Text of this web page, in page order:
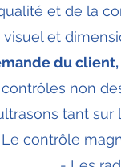
et de la
et
du
non
tant sur
contrôle